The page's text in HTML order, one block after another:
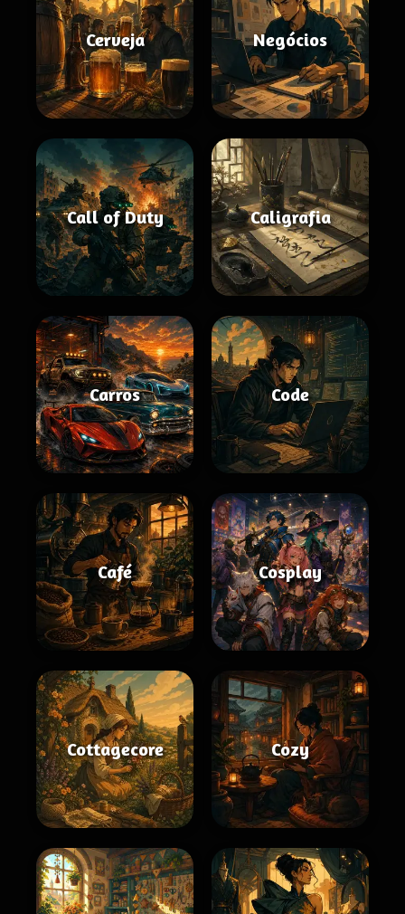
Cerveja Negócios
Call of Duty Caligrafia
Carros Code
Café Cosplay
Cottagecore Cozy